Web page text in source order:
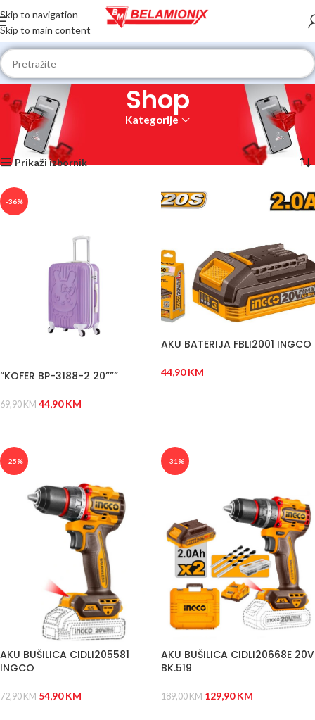
Skip to navigation
Skip to main content
Shop
Kategorije
Početna Shop Prikaz 1–12 od 354 rezultata
Prikaži izbornik
-36%
“KOFER BP-3188-2 20”””
69,90KM 44,90KM
AKU BATERIJA FBLI2001 INGCO
44,90KM
-25%
AKU BUŠILICA CIDLI205581
INGCO
72,90KM 54,90KM
-31%
AKU BUŠILICA CIDLI20668E 20V
BK.519
189,00KM 129,90KM